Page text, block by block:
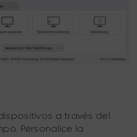
a través del
Personalice la